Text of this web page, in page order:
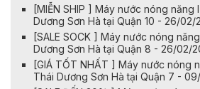
[MIỄN SHIP ] Máy nước nóng năng
Dương Sơn Hà tại Quận 10 - 26/02/
[SALE SOCK ] Máy nước nóng
Dương Sơn Hà tại Quận 8 - 26/02/
[GIÁ TỐT NHẤT ] Máy nước nóng
Thái Dương Sơn Hà tại Quận 7 -